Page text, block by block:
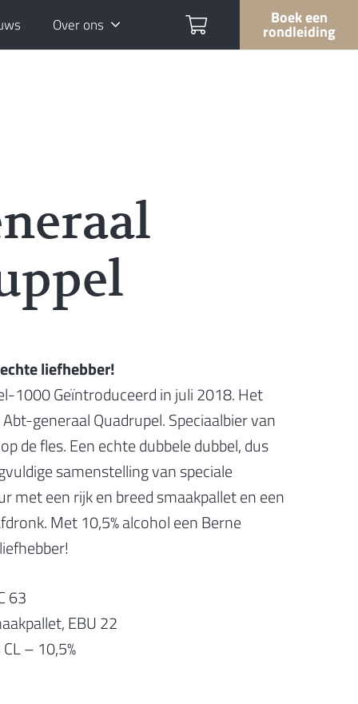
Over ons Boek een
rondleiding
liefhebber!
1000 Geïntroduceerd in juli 2018. Het
Abt-generaal Quadrupel. Speciaalbier van
de fles. Een echte dubbele dubbel, dus
samenstelling van speciale
met een rijk en breed smaakpallet en een
Met 10,5% alcohol een Berne
63
EBU 22
– 10,5%